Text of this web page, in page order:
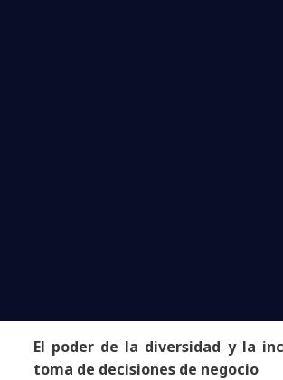
El poder de la diversidad y la
toma de decisiones de negocio